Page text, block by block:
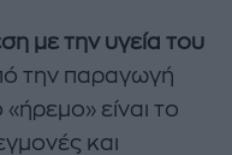
με την υγεία του
την παραγωγή
είναι το
και